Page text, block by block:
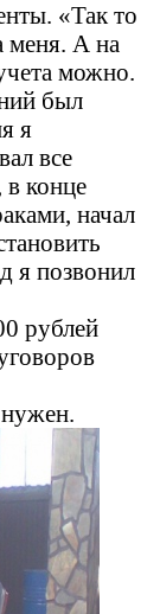
«Так то
меня. А на
можно.
был
я
все
в конце
начал
я позвонил
рублей